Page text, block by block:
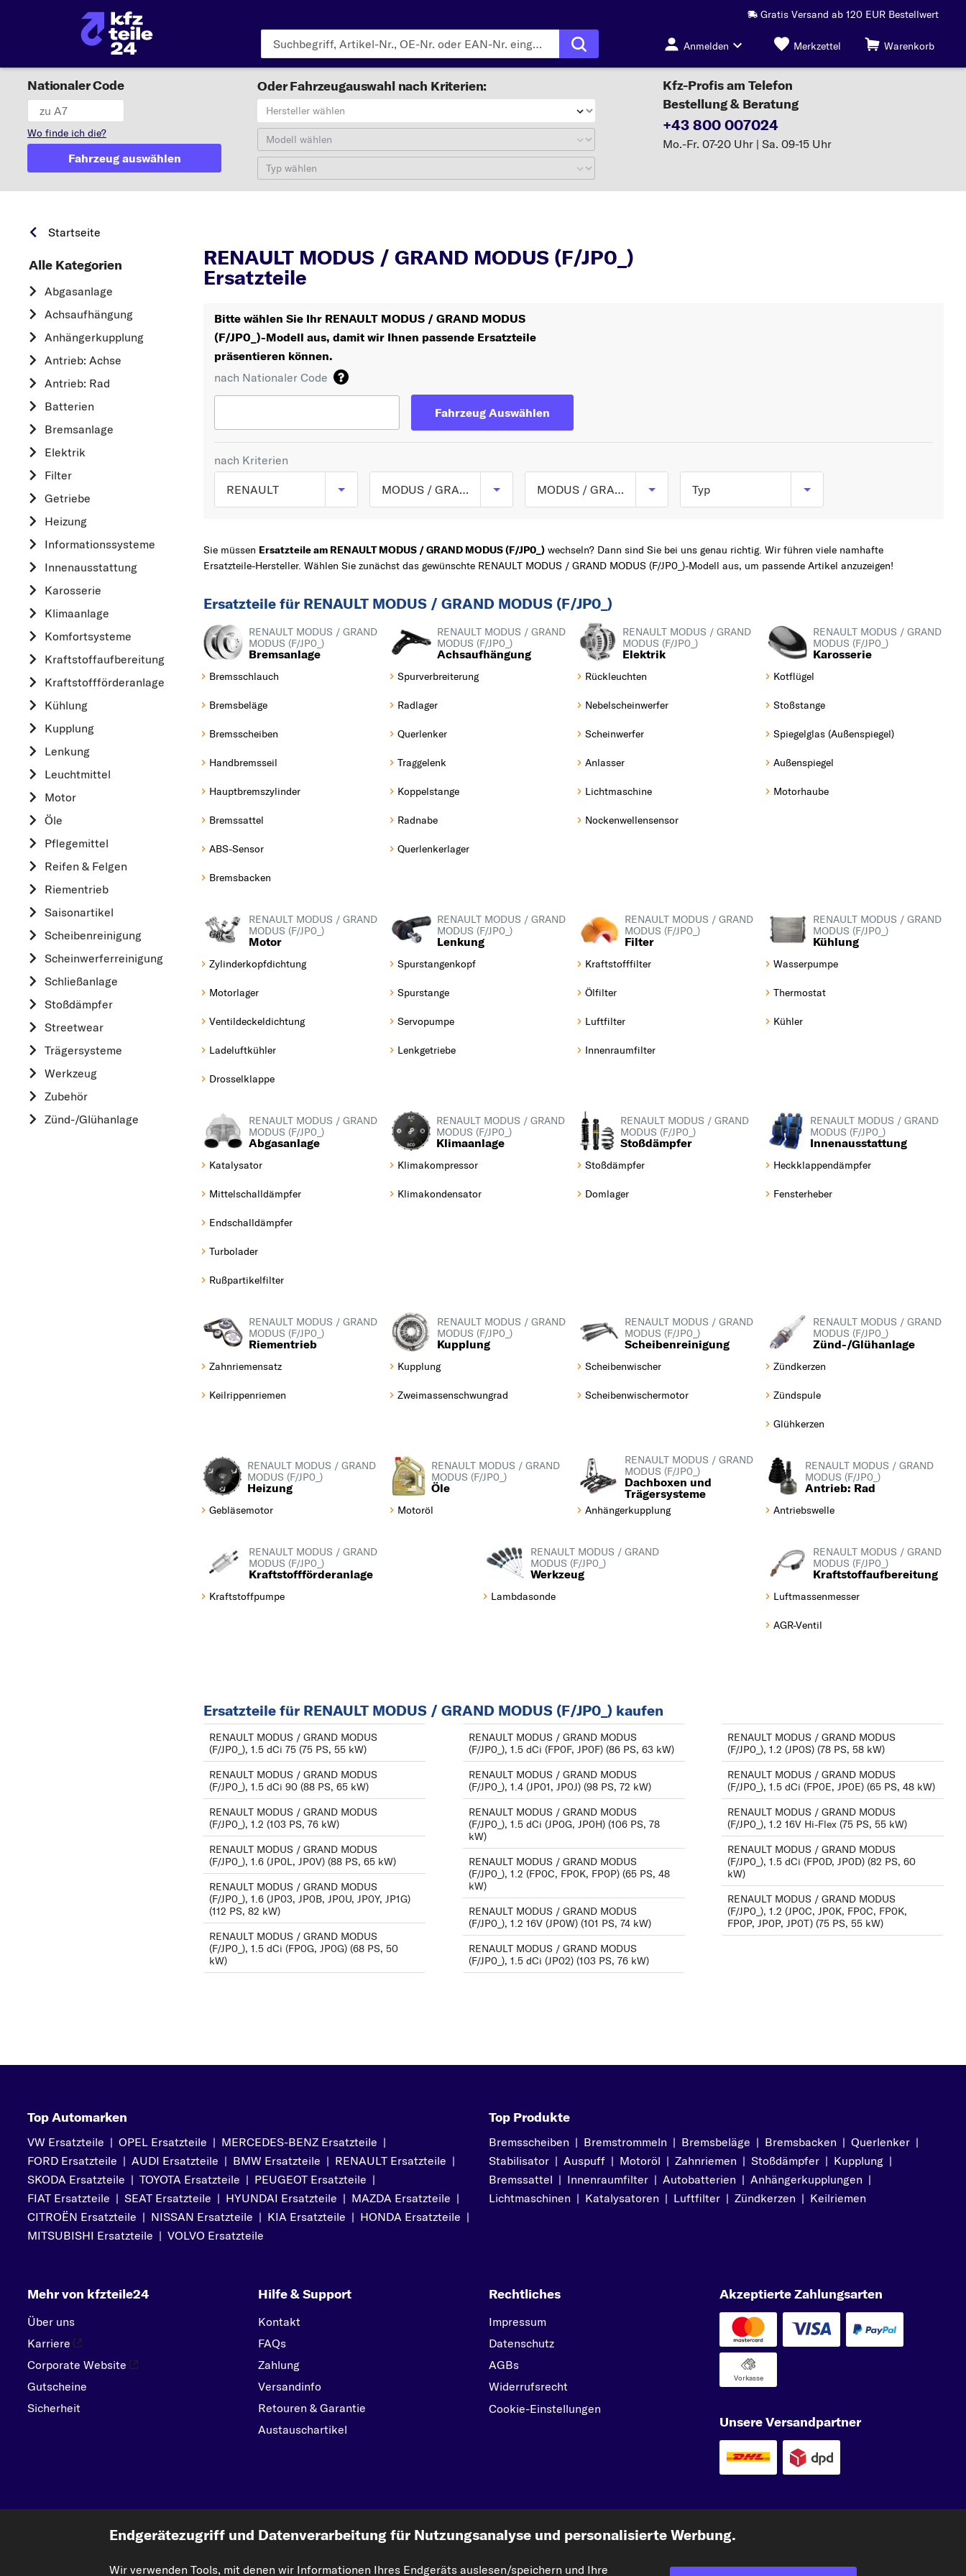
Gratis Versand ab 120 EUR Bestellwert
Anmelden Merkzettel Warenkorb
Nationaler Code
Wo finde ich die?
Fahrzeug auswählen
Oder Fahrzeugauswahl nach Kriterien:
Hersteller wählen
Modell wählen
Typ wählen
Kfz-Profis am Telefon
Bestellung & Beratung
+43 800 007024
Mo.-Fr. 07-20 Uhr | Sa. 09-15 Uhr
Startseite
Alle Kategorien
Abgasanlage
Achsaufhängung
Anhängerkupplung
Antrieb: Achse
Antrieb: Rad
Batterien
Bremsanlage
Elektrik
Filter
Getriebe
Heizung
Informationssysteme
Innenausstattung
Karosserie
Klimaanlage
Komfortsysteme
Kraftstoff­aufbereitung
Kraftstoff­förderanlage
Kühlung
Kupplung
Lenkung
Leuchtmittel
Motor
Öle
Pflegemittel
Reifen & Felgen
Riementrieb
Saisonartikel
Scheibenreinigung
Scheinwerferreinigung
Schließanlage
Stoßdämpfer
Streetwear
Trägersysteme
Werkzeug
Zubehör
Zünd-/Glühanlage
RENAULT MODUS / GRAND MODUS (F/JP0_)
Ersatzteile
Bitte wählen Sie Ihr RENAULT MODUS / GRAND MODUS
(F/JP0_)-Modell aus, damit wir Ihnen passende Ersatzteile
präsentieren können.
nach Nationaler Code
Fahrzeug Auswählen
nach Kriterien
RENAULT
VW
OPEL
FORD
AUDI
A
ALFA ROMEO
AUDI
C
CHEVROLET
DACIA
DAIHATSU
FIAT
FORD
H
HONDA
KIA
L
M
MAZDA
MERCEDES-BENZ
N
NISSAN
P
PEUGEOT
PORSCHE
RENAULT
SKODA
SMART
SUBARU
T
TOYOTA
V
MODUS / GRAND MODUS
CLIO
TWINGO
SCÉNIC
KANGOO
19
ESPACE
KANGOO / GRAND
KANGOO
KANGOO BE BOP
KOLEOS
LAGUNA
M
MEGANE CC
MODUS / GRAND
MODUS
TALISMAN
TRAFIC
TRAFIC II
ZOE
MODUS / GRAND MODUS (F/JP0_) ab 09/2004
MODUS (F/JP0_) ab
09/2004
Typ
1.2 (FP0C, FP0K,
FP0P) (65 PS, 48 kW)
JP0T) (75 PS, 55 kW)
1.2 (JP0S) (78 PS, 58
1.2 16V (JP0W) (101 PS,
1.2 16V Hi-Flex (75 PS,
1.4 (JP01, JP0J) (98 PS,
1.5 dCi (FP0F, JP0F)
(86 PS, 63 kW)
1.5 dCi (FP0G, JP0G)
(106 PS, 78 kW)
kW)
1.5 dCi 90 (88 PS, 65
Sie müssen Ersatzteile am RENAULT MODUS / GRAND MODUS (F/JP0_) wechseln? Dann sind Sie bei uns genau richtig. Wir führen viele namhafte
Ersatzteile-Hersteller. Wählen Sie zunächst das gewünschte RENAULT MODUS / GRAND MODUS (F/JP0_)-Modell aus, um passende Artikel anzuzeigen!
Ersatzteile für RENAULT MODUS / GRAND MODUS (F/JP0_)
RENAULT MODUS / GRAND
MODUS (F/JP0_)
Bremsanlage
Bremsschlauch
Bremsbeläge
Bremsscheiben
Handbremsseil
Hauptbremszylinder
Bremssattel
ABS-Sensor
Bremsbacken
RENAULT MODUS / GRAND
MODUS (F/JP0_)
Achsaufhängung
Spurverbreiterung
Radlager
Querlenker
Traggelenk
Koppelstange
Radnabe
Querlenkerlager
RENAULT MODUS / GRAND
MODUS (F/JP0_)
Elektrik
Rückleuchten
Nebelscheinwerfer
Scheinwerfer
Anlasser
Lichtmaschine
Nockenwellensensor
RENAULT MODUS / GRAND
MODUS (F/JP0_)
Karosserie
Kotflügel
Stoßstange
Spiegelglas (Außenspiegel)
Außenspiegel
Motorhaube
RENAULT MODUS / GRAND
MODUS (F/JP0_)
Motor
Zylinderkopfdichtung
Motorlager
Ventildeckeldichtung
Ladeluftkühler
Drosselklappe
RENAULT MODUS / GRAND
MODUS (F/JP0_)
Lenkung
Spurstangenkopf
Spurstange
Servopumpe
Lenkgetriebe
RENAULT MODUS / GRAND
MODUS (F/JP0_)
Filter
Kraftstofffilter
Ölfilter
Luftfilter
Innenraumfilter
RENAULT MODUS / GRAND
MODUS (F/JP0_)
Kühlung
Wasserpumpe
Thermostat
Kühler
RENAULT MODUS / GRAND
MODUS (F/JP0_)
Abgasanlage
Katalysator
Mittelschalldämpfer
Endschalldämpfer
Turbolader
Rußpartikelfilter
RENAULT MODUS / GRAND
MODUS (F/JP0_)
Klimaanlage
Klimakompressor
Klimakondensator
RENAULT MODUS / GRAND
MODUS (F/JP0_)
Stoßdämpfer
Stoßdämpfer
Domlager
RENAULT MODUS / GRAND
MODUS (F/JP0_)
Innenausstattung
Heckklappendämpfer
Fensterheber
RENAULT MODUS / GRAND
MODUS (F/JP0_)
Riementrieb
Zahnriemensatz
Keilrippenriemen
RENAULT MODUS / GRAND
MODUS (F/JP0_)
Kupplung
Kupplung
Zweimassenschwungrad
RENAULT MODUS / GRAND
MODUS (F/JP0_)
Scheibenreinigung
Scheibenwischer
Scheibenwischermotor
RENAULT MODUS / GRAND
MODUS (F/JP0_)
Zünd-/Glühanlage
Zündkerzen
Zündspule
Glühkerzen
RENAULT MODUS / GRAND
MODUS (F/JP0_)
Heizung
Gebläsemotor
RENAULT MODUS / GRAND
MODUS (F/JP0_)
Öle
Motoröl
RENAULT MODUS / GRAND
MODUS (F/JP0_)
Dachboxen und
Trägersysteme
Anhängerkupplung
RENAULT MODUS / GRAND
MODUS (F/JP0_)
Antrieb: Rad
Antriebswelle
RENAULT MODUS / GRAND
MODUS (F/JP0_)
Kraftstoffförderanlage
Kraftstoffpumpe
RENAULT MODUS / GRAND
MODUS (F/JP0_)
Werkzeug
Lambdasonde
RENAULT MODUS / GRAND
MODUS (F/JP0_)
Kraftstoffaufbereitung
Luftmassenmesser
AGR-Ventil
Ersatzteile für RENAULT MODUS / GRAND MODUS (F/JP0_) kaufen
RENAULT MODUS / GRAND MODUS
(F/JP0_), 1.5 dCi 75 (75 PS, 55 kW)
RENAULT MODUS / GRAND MODUS
(F/JP0_), 1.5 dCi 90 (88 PS, 65 kW)
RENAULT MODUS / GRAND MODUS
(F/JP0_), 1.2 (103 PS, 76 kW)
RENAULT MODUS / GRAND MODUS
(F/JP0_), 1.6 (JP0L, JP0V) (88 PS, 65 kW)
RENAULT MODUS / GRAND MODUS
(F/JP0_), 1.6 (JP03, JP0B, JP0U, JP0Y, JP1G)
(112 PS, 82 kW)
RENAULT MODUS / GRAND MODUS
(F/JP0_), 1.5 dCi (FP0G, JP0G) (68 PS, 50
kW)
RENAULT MODUS / GRAND MODUS
(F/JP0_), 1.5 dCi (FP0F, JP0F) (86 PS, 63 kW)
RENAULT MODUS / GRAND MODUS
(F/JP0_), 1.4 (JP01, JP0J) (98 PS, 72 kW)
RENAULT MODUS / GRAND MODUS
(F/JP0_), 1.5 dCi (JP0G, JP0H) (106 PS, 78
kW)
RENAULT MODUS / GRAND MODUS
(F/JP0_), 1.2 (FP0C, FP0K, FP0P) (65 PS, 48
kW)
RENAULT MODUS / GRAND MODUS
(F/JP0_), 1.2 16V (JP0W) (101 PS, 74 kW)
RENAULT MODUS / GRAND MODUS
(F/JP0_), 1.5 dCi (JP02) (103 PS, 76 kW)
RENAULT MODUS / GRAND MODUS
(F/JP0_), 1.2 (JP0S) (78 PS, 58 kW)
RENAULT MODUS / GRAND MODUS
(F/JP0_), 1.5 dCi (FP0E, JP0E) (65 PS, 48 kW)
RENAULT MODUS / GRAND MODUS
(F/JP0_), 1.2 16V Hi-Flex (75 PS, 55 kW)
RENAULT MODUS / GRAND MODUS
(F/JP0_), 1.5 dCi (FP0D, JP0D) (82 PS, 60
kW)
RENAULT MODUS / GRAND MODUS
(F/JP0_), 1.2 (JP0C, JP0K, FP0C, FP0K,
FP0P, JP0P, JP0T) (75 PS, 55 kW)
Top Automarken
VW Ersatzteile | OPEL Ersatzteile | MERCEDES-BENZ Ersatzteile |
FORD Ersatzteile | AUDI Ersatzteile | BMW Ersatzteile | RENAULT Ersatzteile |
SKODA Ersatzteile | TOYOTA Ersatzteile | PEUGEOT Ersatzteile |
FIAT Ersatzteile | SEAT Ersatzteile | HYUNDAI Ersatzteile | MAZDA Ersatzteile |
CITROËN Ersatzteile | NISSAN Ersatzteile | KIA Ersatzteile | HONDA Ersatzteile |
MITSUBISHI Ersatzteile | VOLVO Ersatzteile
Top Produkte
Bremsscheiben | Bremstrommeln | Bremsbeläge | Bremsbacken | Querlenker |
Stabilisator | Auspuff | Motoröl | Zahnriemen | Stoßdämpfer | Kupplung |
Bremssattel | Innenraumfilter | Autobatterien | Anhängerkupplungen |
Lichtmaschinen | Katalysatoren | Luftfilter | Zündkerzen | Keilriemen
Mehr von kfzteile24
Über uns
Karriere
Corporate Website
Gutscheine
Sicherheit
Hilfe & Support
Kontakt
FAQs
Zahlung
Versandinfo
Retouren & Garantie
Austauschartikel
Rechtliches
Impressum
Datenschutz
AGBs
Widerrufsrecht
Cookie-Einstellungen
Akzeptierte Zahlungsarten
Vorkasse
Unsere Versandpartner
kfzteile24.de carpardoo.nl
Endgerätezugriff und Datenverarbeitung für Nutzungsanalyse und personalisierte Werbung.
Wir verwenden Tools, mit denen wir Informationen Ihres Endgeräts auslesen/speichern und Ihre